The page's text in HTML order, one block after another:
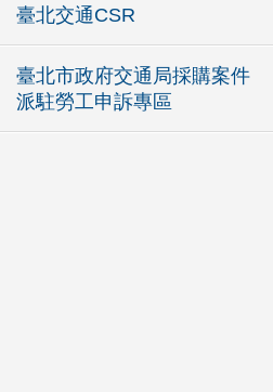
臺北交通CSR
臺北市政府交通局採購案件
派駐勞工申訴專區